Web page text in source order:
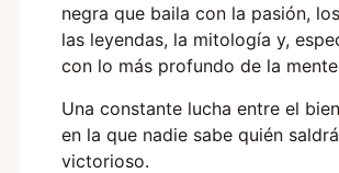
negra que baila con la pasión,
las leyendas, la mitología y,
con lo más profundo de la mente
Una constante lucha entre el
en la que nadie sabe quién saldrá
victorioso.